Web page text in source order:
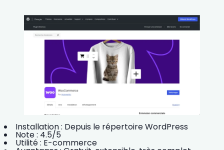
Installation : Depuis le répertoire WordPress
Note : 4.5/5
Utilité : E-commerce